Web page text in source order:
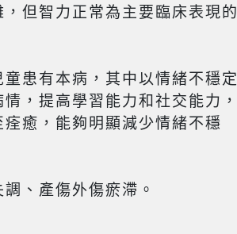
但智力正常為主要臨床表現的
患有本病，其中以情緒不穩定
，提高學習能力和社交能力，
癒，能夠明顯減少情緒不穩
、產傷外傷瘀滯。